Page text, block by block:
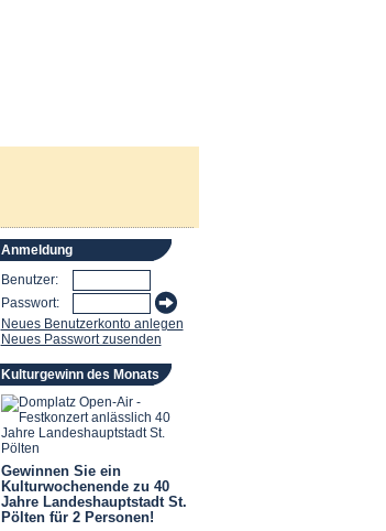
Anmeldung
Benutzer:
Passwort:
Neues Benutzerkonto anlegen
Neues Passwort zusenden
Kulturgewinn des Monats
Gewinnen Sie ein
Kulturwochenende zu 40
Jahre Landeshauptstadt St.
Pölten für 2 Personen!